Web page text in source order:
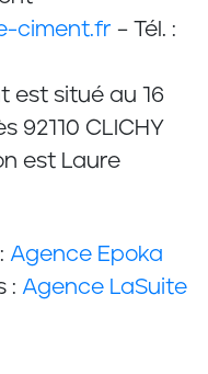
ciment.fr – Tél. :
est situé au 16
92110 CLICHY
est Laure
Agence Epoka
: Agence LaSuite